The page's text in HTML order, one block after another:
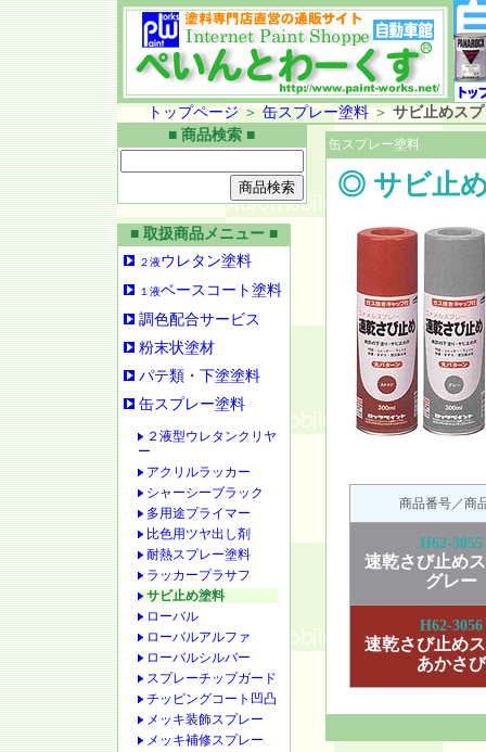
トップページ ＞ 缶スプレー塗料＞ サビ止めス
■ 商品検索 ■
■ 取扱商品メニュー ■
２液ウレタン塗料
１液ベースコート塗料
調色配合サービス
粉末状塗材
パテ類・下塗塗料
缶スプレー塗料
２液型ウレタンクリヤ
ー
アクリルラッカー
シャーシーブラック
多用途プライマー
比色用ツヤ出し剤
耐熱スプレー塗料
ラッカープラサフ
サビ止め塗料
ローバル
ローバルアルファ
ローバルシルバー
スプレーチップガード
チッピングコート凹凸
メッキ装飾スプレー
メッキ補修スプレー
缶スプレー塗料
◎ サビ止
商品番号／商
H62-3055
速乾さび止め
グレー
H62-3056
速乾さび止め
あかさび